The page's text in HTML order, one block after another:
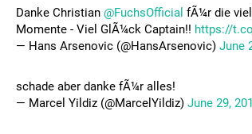
Danke Christian @FuchsOfficial fÃ¼r die
Momente - Viel GlÃ¼ck Captain!! https://
— Hans Arsenovic (@HansArsenovic) June
schade aber danke fÃ¼r alles!
— Marcel Yildiz (@MarcelYildiz) June 29,